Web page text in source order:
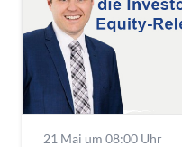
21 Mai um 08:00 Uhr